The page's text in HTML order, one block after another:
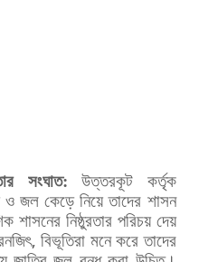
সংঘাত: উত্তরকূট
কর্তৃক
ও জল কেড়ে নিয়ে তাদের শাসন
শাসনের নিষ্ঠুরতার পরিচয় দেয়
বিভূতিরা মনে করে তাদের